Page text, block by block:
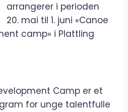
arrangerer i perioden
20. mai til 1. juni «Canoe
camp» i Plattling
Camp er et
for unge talentfulle